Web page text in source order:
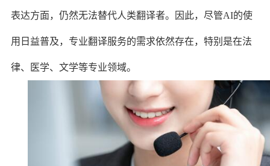
表达方面，仍然无法替代人类翻译者。因此，尽管AI的使
用日益普及，专业翻译服务的需求依然存在，特别是在法
律、医学、文学等专业领域。